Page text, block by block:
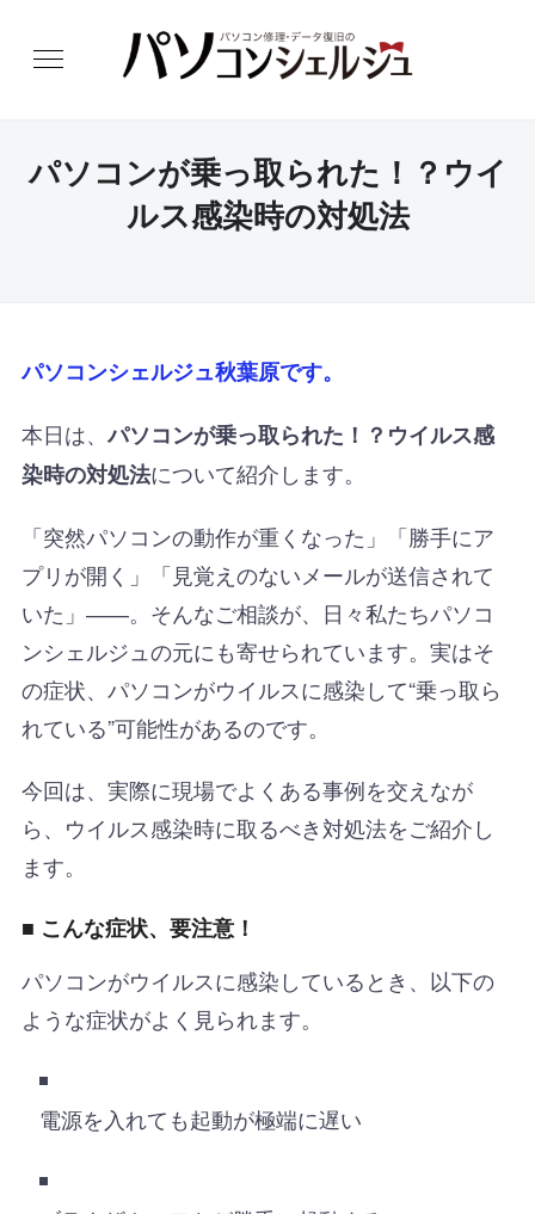
パソコンが乗っ取られた！？ウイ
ルス感染時の対処法
パソコンシェルジュ秋葉原です。
本日は、パソコンが乗っ取られた！？ウイルス感
染時の対処法について紹介します。
「突然パソコンの動作が重くなった」「勝手にア
プリが開く」「見覚えのないメールが送信されて
いた」――。そんなご相談が、日々私たちパソコ
ンシェルジュの元にも寄せられています。実はそ
の症状、パソコンがウイルスに感染して“乗っ取ら
れている”可能性があるのです。
今回は、実際に現場でよくある事例を交えなが
ら、ウイルス感染時に取るべき対処法をご紹介し
ます。
■ こんな症状、要注意！
パソコンがウイルスに感染しているとき、以下の
ような症状がよく見られます。
電源を入れても起動が極端に遅い